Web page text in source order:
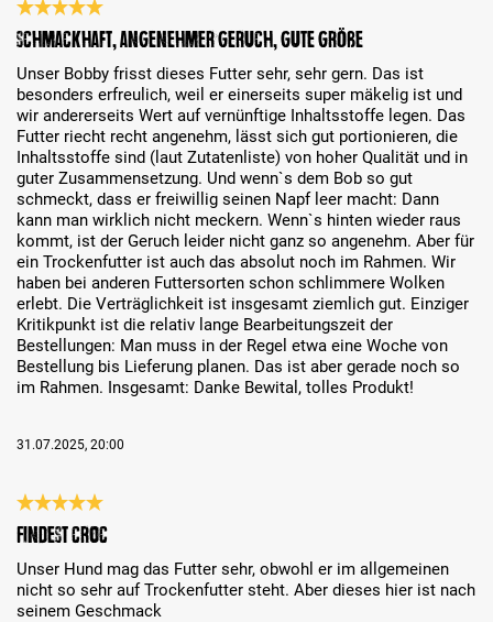
Review with rating of 5 out of 5 stars
Schmackhaft, angenehmer Geruch, gute Größe
Unser Bobby frisst dieses Futter sehr, sehr gern. Das ist
besonders erfreulich, weil er einerseits super mäkelig ist und
wir andererseits Wert auf vernünftige Inhaltsstoffe legen. Das
Futter riecht recht angenehm, lässt sich gut portionieren, die
Inhaltsstoffe sind (laut Zutatenliste) von hoher Qualität und in
guter Zusammensetzung. Und wenn`s dem Bob so gut
schmeckt, dass er freiwillig seinen Napf leer macht: Dann
kann man wirklich nicht meckern. Wenn`s hinten wieder raus
kommt, ist der Geruch leider nicht ganz so angenehm. Aber für
ein Trockenfutter ist auch das absolut noch im Rahmen. Wir
haben bei anderen Futtersorten schon schlimmere Wolken
erlebt. Die Verträglichkeit ist insgesamt ziemlich gut. Einziger
Kritikpunkt ist die relativ lange Bearbeitungszeit der
Bestellungen: Man muss in der Regel etwa eine Woche von
Bestellung bis Lieferung planen. Das ist aber gerade noch so
im Rahmen. Insgesamt: Danke Bewital, tolles Produkt!
31.07.2025, 20:00
Review with rating of 5 out of 5 stars
Findest Croc
Unser Hund mag das Futter sehr, obwohl er im allgemeinen
nicht so sehr auf Trockenfutter steht. Aber dieses hier ist nach
seinem Geschmack